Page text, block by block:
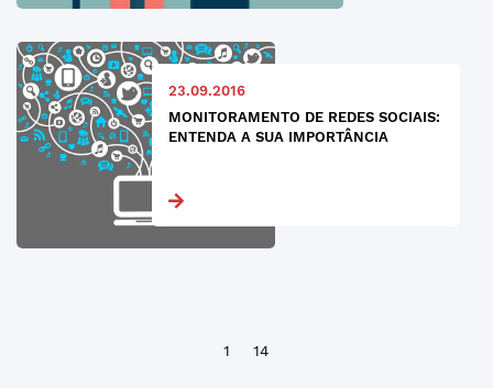
23.09.2016
MONITORAMENTO DE REDES SOCIAIS:
ENTENDA A SUA IMPORTÂNCIA
1 14